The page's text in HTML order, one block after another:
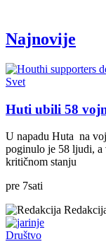
Najnovije
Svet
Huti ubili 58
U napadu Huta na
poginulo je 58 ljudi, a
kritičnom stanju
pre 7sati
Društvo